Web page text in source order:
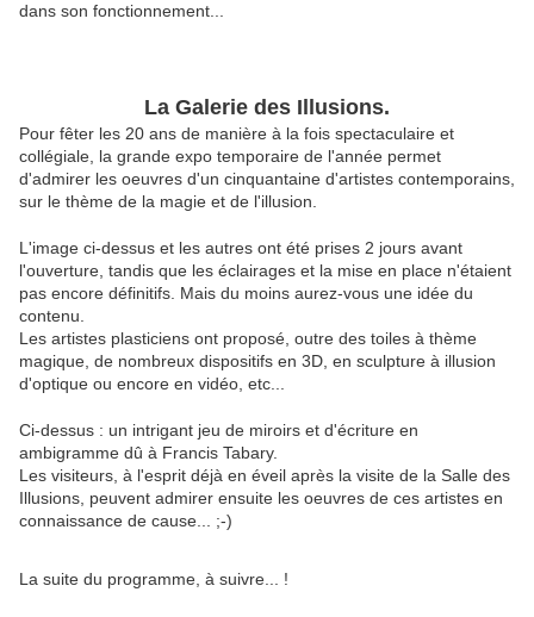
dans son fonctionnement...
La Galerie des Illusions.
Pour fêter les 20 ans de manière à la fois spectaculaire et
collégiale, la grande expo temporaire de l'année permet
d'admirer les oeuvres d'un cinquantaine d'artistes contemporains,
sur le thème de la magie et de l'illusion.
L'image ci-dessus et les autres ont été prises 2 jours avant
l'ouverture, tandis que les éclairages et la mise en place n'étaient
pas encore définitifs. Mais du moins aurez-vous une idée du
contenu.
Les artistes plasticiens ont proposé, outre des toiles à thème
magique, de nombreux dispositifs en 3D, en sculpture à illusion
d'optique ou encore en vidéo, etc...
Ci-dessus : un intrigant jeu de miroirs et d'écriture en
ambigramme dû à Francis Tabary.
Les visiteurs, à l'esprit déjà en éveil après la visite de la Salle des
Illusions, peuvent admirer ensuite les oeuvres de ces artistes en
connaissance de cause... ;-)
La suite du programme, à suivre... !